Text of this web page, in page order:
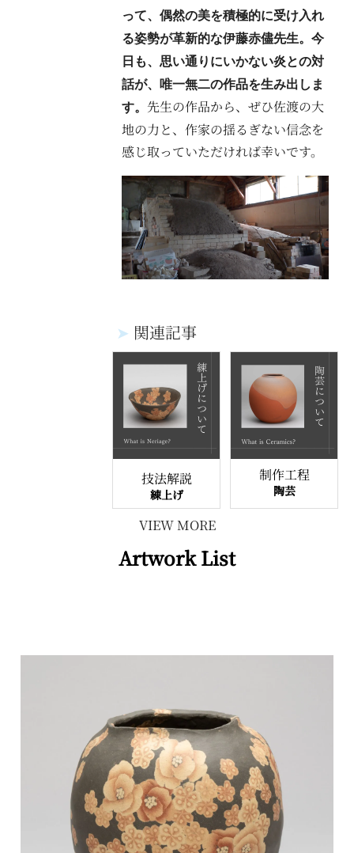
って、偶然の美を積極的に受け入れ
る姿勢が革新的な伊藤赤儘先生。今
日も、思い通りにいかない炎との対
話が、唯一無二の作品を生み出しま
す。先生の作品から、ぜひ佐渡の大
地の力と、作家の揺るぎない信念を
感じ取っていただければ幸いです。
➤ 関連記事
技法解説
練上げ
制作工程
陶芸
VIEW MORE
Artwork List